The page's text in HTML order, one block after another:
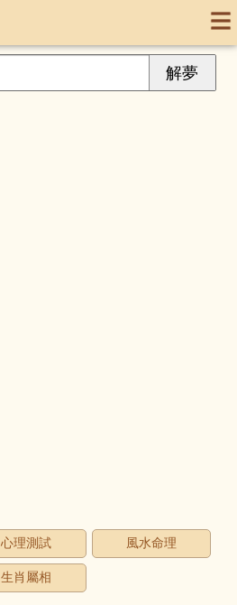
心理測試 風水命理
生肖屬相